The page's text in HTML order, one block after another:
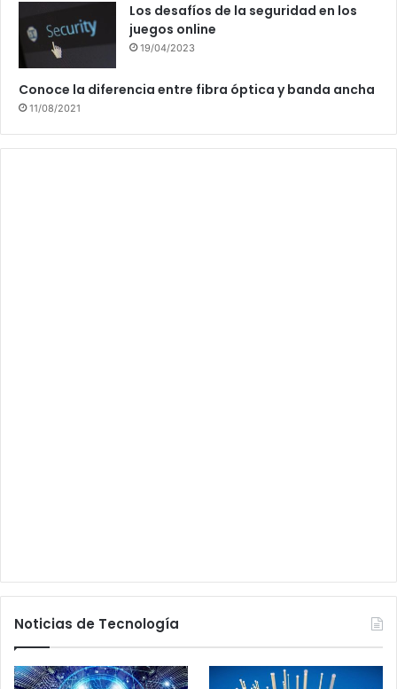
Los desafíos de la seguridad en los
juegos online
19/04/2023
Conoce la diferencia entre fibra óptica y banda ancha
11/08/2021
Noticias de Tecnología